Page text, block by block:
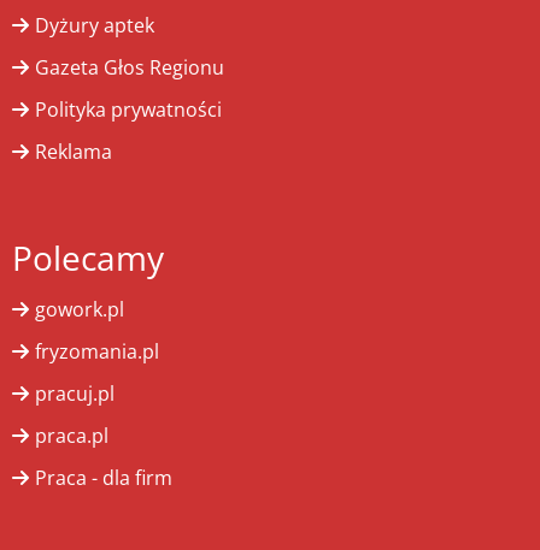
Dyżury aptek
Gazeta Głos Regionu
Polityka prywatności
Reklama
Polecamy
gowork.pl
fryzomania.pl
pracuj.pl
praca.pl
Praca - dla firm